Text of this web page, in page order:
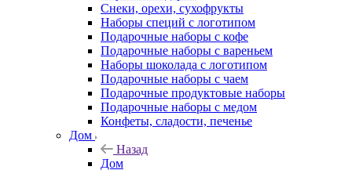
Снеки, орехи, сухофрукты
Наборы специй с логотипом
Подарочные наборы с кофе
Подарочные наборы с вареньем
Наборы шоколада с логотипом
Подарочные наборы с чаем
Подарочные продуктовые наборы
Подарочные наборы с медом
Конфеты, сладости, печенье
Дом
Назад
Дом